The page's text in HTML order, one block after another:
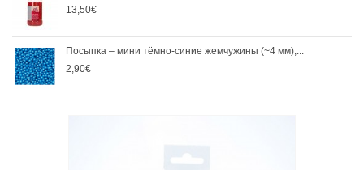
13,50€
Посыпка – мини тёмно-синие жемчужины (~4 мм),...
2,90€